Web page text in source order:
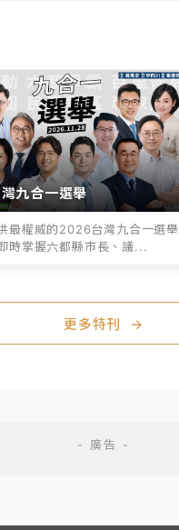
九合一選舉
最權威的2026台灣九合一選舉
時掌握六都縣市長、議...
更多特刊 →